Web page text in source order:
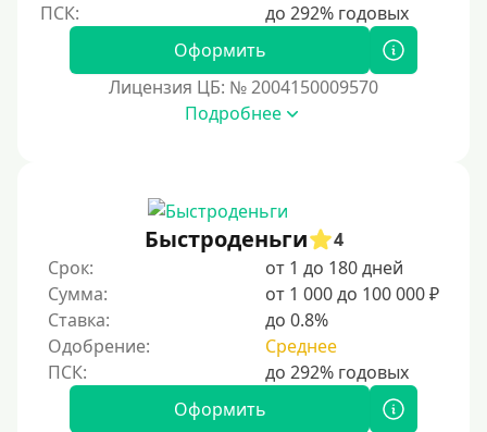
Оформить
Лицензия ЦБ: № 2004150009570
Подробнее
Быстроденьги
4
Срок:
от 1 до 180 дней
Сумма:
от 1 000 до 100 000 ₽
Ставка:
до 0.8%
Одобрение:
Среднее
Оформить